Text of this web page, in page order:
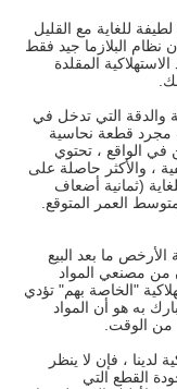
للغاية مع القليل
نظام البلازما جيد فقط
المقلدة
والدقة التي تدخل في
مجرد قطعة نحاسية
الواقع ، تحتوي
، والأكثر حاصلة على
(ثمانية أضعاف
​​العمر المتوقع.
الأرخص ما بعد البيع
من مصنعي المواد
"الخاصة بهم" تؤدي
به هو أن المواد
من الوقت.
لدينا ، فإن لا ينظر
القطع التي